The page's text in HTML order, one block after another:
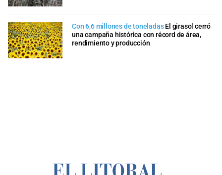
Con 6,6 millones de toneladas El girasol cerró
una campaña histórica con récord de área,
rendimiento y producción